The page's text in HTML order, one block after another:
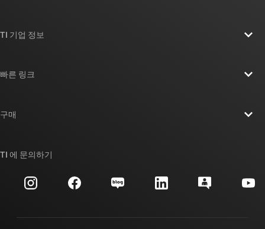
TI 기업 정보
투자 관계
제조
빠른 링크
대체품 검색
고객 지원 센터
구매
주문 FAQ
TI 에 문의하기